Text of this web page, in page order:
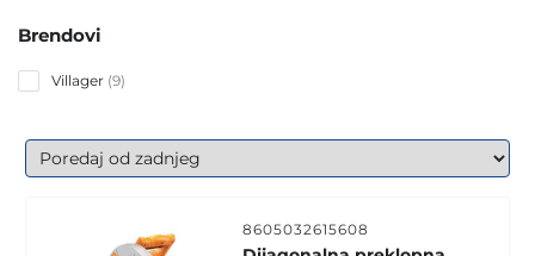
Brendovi
Villager 99
8605032615608